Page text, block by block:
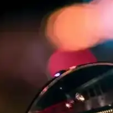
mayo, canlı renk, hafif kumaş
Karşılaştırması ve
özellikleri, kullanıcı
Standart Fit Mayo Deniz
hızlı kuruma ve şık
Tasarımlar ve